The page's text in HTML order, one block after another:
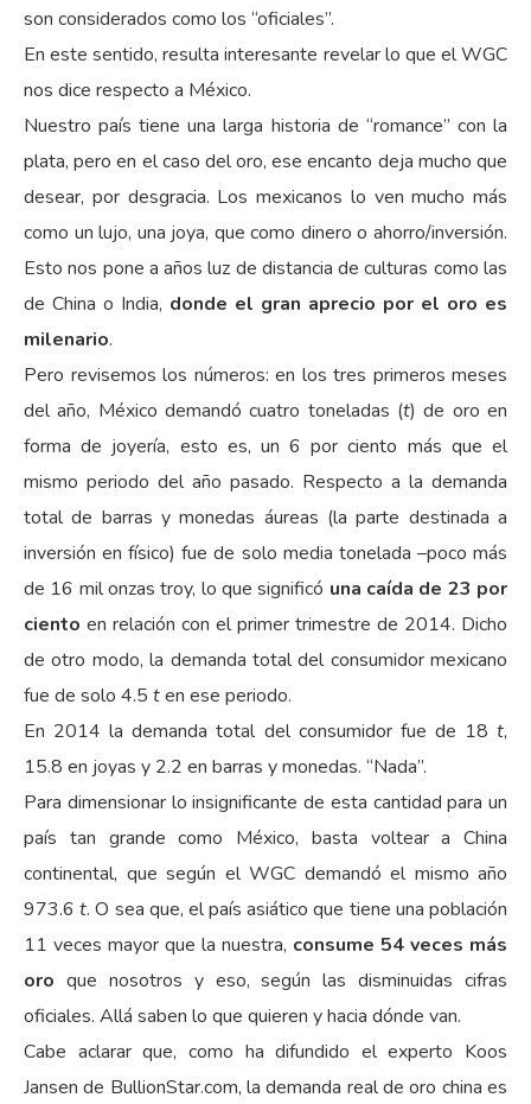
son considerados como los “oficiales”.
En este sentido, resulta interesante revelar lo que el WGC
nos dice respecto a México.
Nuestro país tiene una larga historia de “romance” con la
plata, pero en el caso del oro, ese encanto deja mucho que
desear, por desgracia. Los mexicanos lo ven mucho más
como un lujo, una joya, que como dinero o ahorro/inversión.
Esto nos pone a años luz de distancia de culturas como las
de China o India, donde el gran aprecio por el oro es
milenario.
Pero revisemos los números: en los tres primeros meses
del año, México demandó cuatro toneladas (t) de oro en
forma de joyería, esto es, un 6 por ciento más que el
mismo periodo del año pasado. Respecto a la demanda
total de barras y monedas áureas (la parte destinada a
inversión en físico) fue de solo media tonelada –poco más
de 16 mil onzas troy, lo que significó una caída de 23 por
ciento en relación con el primer trimestre de 2014. Dicho
de otro modo, la demanda total del consumidor mexicano
fue de solo 4.5 ten ese periodo.
En 2014 la demanda total del consumidor fue de 18 t,
15.8 en joyas y 2.2 en barras y monedas. “Nada”.
Para dimensionar lo insignificante de esta cantidad para un
país tan grande como México, basta voltear a China
continental, que según el WGC demandó el mismo año
973.6t. O sea que, el país asiático que tiene una población
11 veces mayor que la nuestra, consume 54 veces más
oro que nosotros y eso, según las disminuidas cifras
oficiales. Allá saben lo que quieren y hacia dónde van.
Cabe aclarar que, como ha difundido el experto Koos
Jansen de BullionStar.com, la demanda real de oro china es